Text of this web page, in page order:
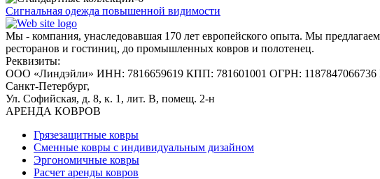
Сигнальная одежда повышенной видимости
Мы - компания, унаследовавшая 170 лет европейского опыта. Мы
ресторанов и гостиниц, до промышленных ковров и полотенец.
Реквизиты:
ООО «Линдэйли» ИНН: 7816659619 КПП: 781601001 ОГРН: 1187847066736
Санкт-Петербург,
Ул. Софийская, д. 8, к. 1, лит. В, помещ. 2-н
АРЕНДА КОВРОВ
Грязезащитные ковры
Сменные ковры с индивидуальным дизайном
Эргономичные ковры
Расчет аренды ковров